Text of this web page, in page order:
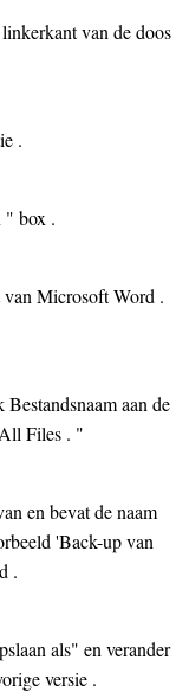
van de doos
.
" box .
Microsoft Word .
aan de
Files . "
en bevat de naam
'Back-up van
.
als" en verander
versie .